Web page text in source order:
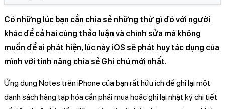
Có những lúc bạn cần chia sẻ những thứ gì đó với người
khác để cả hai cùng thảo luận và chỉnh sửa mà không
muốn để ai phát hiện, lúc này iOS sẽ phát huy tác dụng của
mình với tính năng chia sẻ Ghi chú mới nhất.
Ứng dụng Notes trên iPhone của bạn rất hữu ích để ghi lại một
danh sách hàng tạp hóa cần phải mua hoặc ghi lại nhật ký chi tiết